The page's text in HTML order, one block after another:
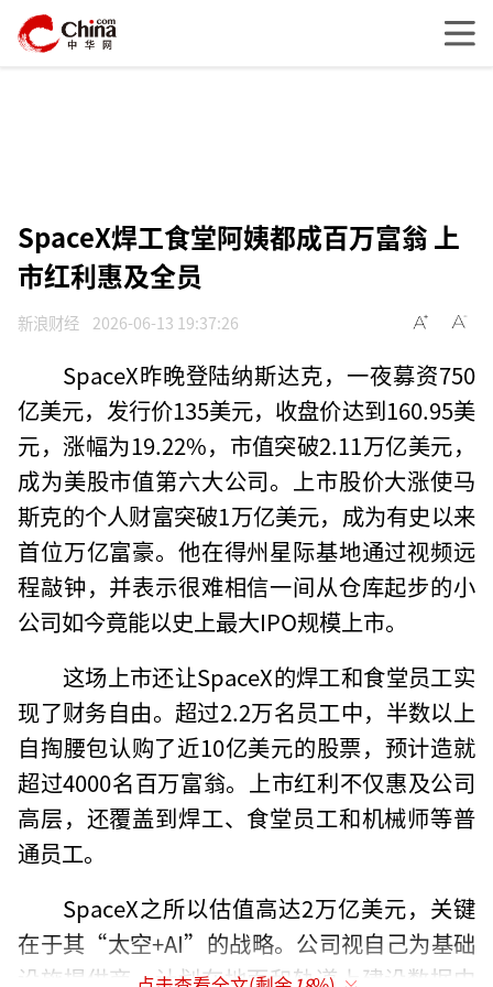
SpaceX焊工食堂阿姨都成百万富翁 上
市红利惠及全员
新浪财经 2026-06-13 19:37:26
SpaceX昨晚登陆纳斯达克，一夜募资750
亿美元，发行价135美元，收盘价达到160.95美
元，涨幅为19.22%，市值突破2.11万亿美元，
成为美股市值第六大公司。上市股价大涨使马
斯克的个人财富突破1万亿美元，成为有史以来
首位万亿富豪。他在得州星际基地通过视频远
程敲钟，并表示很难相信一间从仓库起步的小
公司如今竟能以史上最大IPO规模上市。
这场上市还让SpaceX的焊工和食堂员工实
现了财务自由。超过2.2万名员工中，半数以上
自掏腰包认购了近10亿美元的股票，预计造就
超过4000名百万富翁。上市红利不仅惠及公司
高层，还覆盖到焊工、食堂员工和机械师等普
通员工。
SpaceX之所以估值高达2万亿美元，关键
在于其“太空+AI”的战略。公司视自己为基础
设施提供商，计划在地面和轨道上建设数据中